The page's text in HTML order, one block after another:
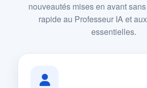
nouveautés mises en avant
rapide au Professeur IA et
essentielles.